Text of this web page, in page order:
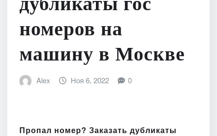
номеров на
машину в Москве
Alex Ноя 6, 2022 0
Пропал номер? Заказать дубликаты